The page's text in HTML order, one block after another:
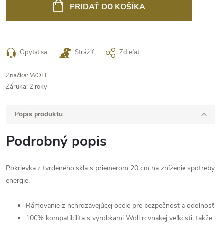
PRIDAŤ DO KOŠÍKA
Opýtať sa Strážiť Zdieľať
Značka: WOLL
Záruka: 2 roky
Popis produktu
Podrobný popis
Pokrievka z tvrdeného skla s priemerom 20 cm na zníženie spotreby
energie.
Rámovanie z nehrdzavejúcej ocele pre bezpečnosť a odolnosť
100% kompatibilita s výrobkami Woll rovnakej veľkosti, takže